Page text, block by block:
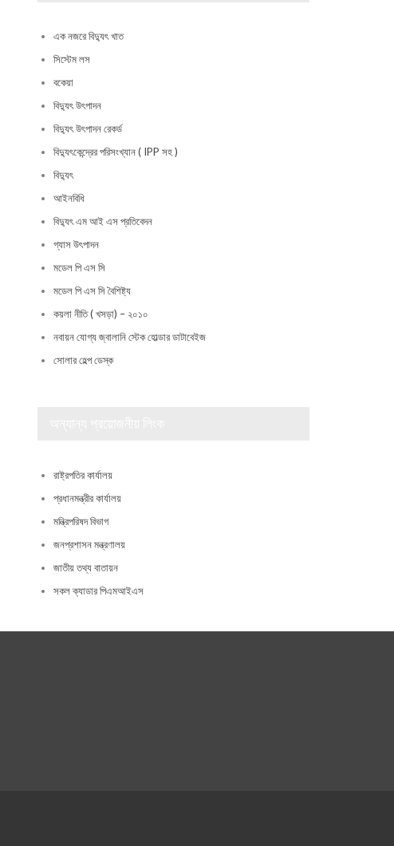
এক নজরে বিদ্যুৎ খাত
সিস্টেম লস
বকেয়া
বিদ্যুৎ উৎপাদন
বিদ্যুৎ উৎপাদন রেকর্ড
বিদ্যুৎকেন্দ্রের পরিসংখ্যান ( IPP সহ )
বিদ্যুৎ
আইনবিধি
বিদ্যুৎ এম আই এস প্রতিবেদন
গ্যাস উৎপাদন
মডেল পি এস সি
মডেল পি এস সি বৈশিষ্ট্য
কয়লা নীতি ( খসড়া) – ২০১০
নবায়ন যোগ্য জ্বালানি স্টেক হোল্ডার ডাটাবেইজ
সোলার হেল্প ডেস্ক
রাষ্ট্রপতির কার্যালয়
প্রধানমন্ত্রীর কার্যালয়
মন্ত্রিপরিষদ বিভাগ
জনপ্রশাসন মন্ত্রণালয়
জাতীয় তথ্য বাতায়ন
সকল ক্যাডার পিএমআইএস